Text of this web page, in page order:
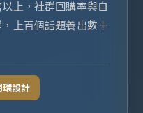
上，社群回購率與自
上百個話題養出數十
設計